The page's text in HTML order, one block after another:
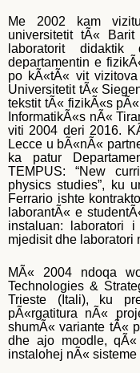
Me 2002 kam
universitetit tÃ«
laboratorit
departamentin e
po kÃ«tÃ« vit
Universitetit tÃ«
tekstit tÃ« fizikÃ«s
InformatikÃ«s nÃ«
viti 2004 deri 2016.
Lecce u bÃ«nÃ«
ka patur
TEMPUS: “New
physics studies”, ku
Ferrario ishte
laborantÃ« e
instaluan: laboratori
mjedisit dhe laboratori
MÃ« 2004 ndoqa
Technologies &
Trieste (Itali), ku
pÃ«rgatitura nÃ«
shumÃ« variante tÃ«
dhe ajo moodle,
instalohej nÃ« sisteme